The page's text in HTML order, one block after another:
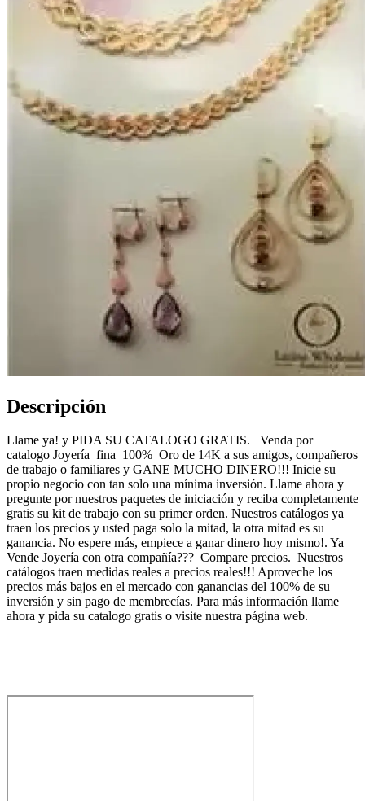
Descripción
Llame ya! y PIDA SU CATALOGO GRATIS. Venda por
catalogo Joyería fina 100% Oro de 14K a sus amigos, compañeros
de trabajo o familiares y GANE MUCHO DINERO!!! Inicie su
propio negocio con tan solo una mínima inversión. Llame ahora y
pregunte por nuestros paquetes de iniciación y reciba completamente
gratis su kit de trabajo con su primer orden. Nuestros catálogos ya
traen los precios y usted paga solo la mitad, la otra mitad es su
ganancia. No espere más, empiece a ganar dinero hoy mismo!. Ya
Vende Joyería con otra compañía??? Compare precios. Nuestros
catálogos traen medidas reales a precios reales!!! Aproveche los
precios más bajos en el mercado con ganancias del 100% de su
inversión y sin pago de membrecías. Para más información llame
ahora y pida su catalogo gratis o visite nuestra página web.